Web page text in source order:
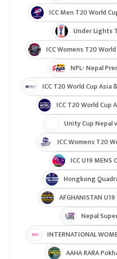
ICC Men T20 World
Under Lights
ICC Womens T20
NPL- Nepal
ICC T20 World Cup
ICC T20 World Cup
Unity Cup Nepal
ICC Womens T20
ICC U19 MENS
Hongkong
AFGHANISTAN
Nepal
INTERNATIONAL
AAHA RARA